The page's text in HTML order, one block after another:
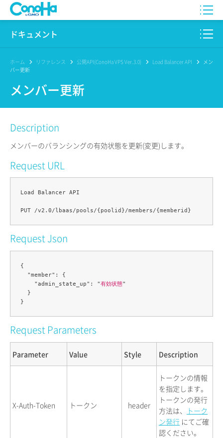
WING
Pencil
サービス一覧
サポート
ドキュメント
このサイトについて
プロダクト
リファレンス
リリースノート
ホーム リファレンス 公開API(ConoHa VPS Ver.3.0) Load Balancer API
メン
バー更新
メンバー更新
Description
メンバーのバランシングの有効状態を更新(変更)します。
Request URL
Load Balancer API
Request Json
{
  "member": {
    "admin_state_up": "
有効状態"
  }
Request Parameters
Parameter Value Style Description
X-Auth-Token トークン header
トークンの情報
を指定します。
トークンの発行
方法は、
トーク
ン発行 にてご確
認ください。